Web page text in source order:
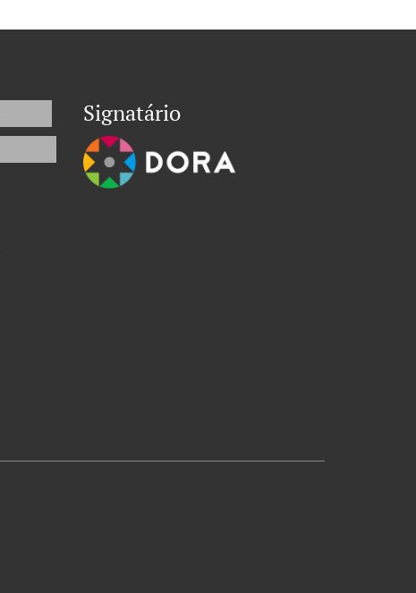
Signatário